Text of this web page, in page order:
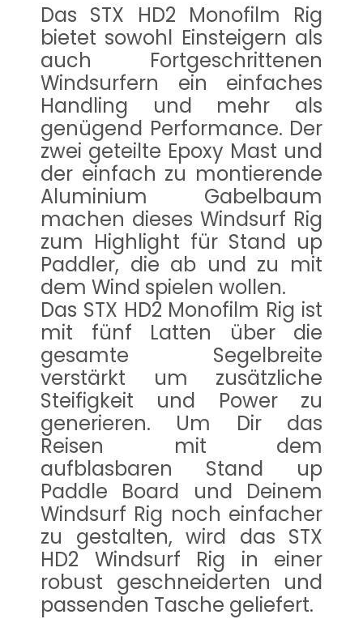
Das STX HD2 Monofilm Rig
bietet sowohl Einsteigern als
auch Fortgeschrittenen
Windsurfern ein einfaches
Handling und mehr als
genügend Performance. Der
zwei geteilte Epoxy Mast und
der einfach zu montierende
Aluminium Gabelbaum
machen dieses Windsurf Rig
zum Highlight für Stand up
Paddler, die ab und zu mit
dem Wind spielen wollen.
Das STX HD2 Monofilm Rig ist
mit fünf Latten über die
gesamte Segelbreite
verstärkt um zusätzliche
Steifigkeit und Power zu
generieren. Um Dir das
Reisen mit dem
aufblasbaren Stand up
Paddle Board und Deinem
Windsurf Rig noch einfacher
zu gestalten, wird das STX
HD2 Windsurf Rig in einer
robust geschneiderten und
passenden Tasche geliefert.